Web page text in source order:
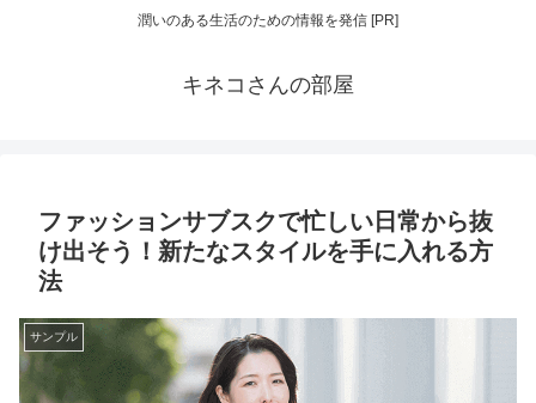
潤いのある生活のための情報を発信 [PR]
キネコさんの部屋
ファッションサブスクで忙しい日常から抜
け出そう！新たなスタイルを手に入れる方
法
サンプル